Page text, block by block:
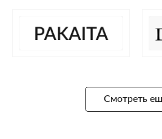
Смотреть